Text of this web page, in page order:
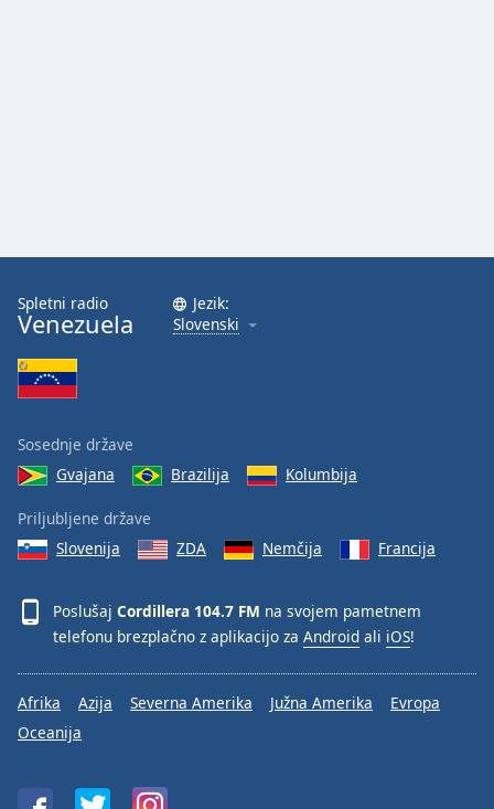
Spletni radio
Venezuela
Jezik:
Slovenski
Sosednje države
Gvajana
Brazilija Kolumbija
Priljubljene države
Slovenija
ZDA Nemčija Francija
Poslušaj Cordillera 104.7 FM na svojem pametnem
telefonu brezplačno z aplikacijo za Android ali iOS!
Afrika Azija Severna Amerika Južna Amerika
Evropa
Oceanija